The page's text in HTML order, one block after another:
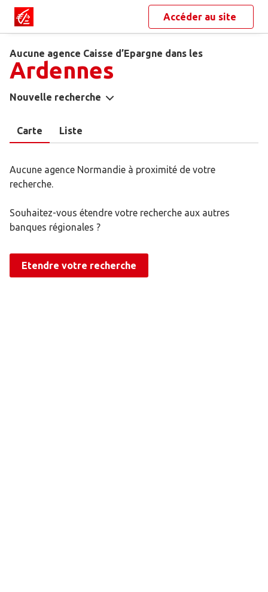
Accéder au site
Aucune agence Caisse d’Epargne dans les
Ardennes
Nouvelle recherche
Carte Liste
Aucune agence Normandie à proximité de votre
recherche.
Souhaitez-vous étendre votre recherche aux autres
banques régionales ?
Etendre votre recherche